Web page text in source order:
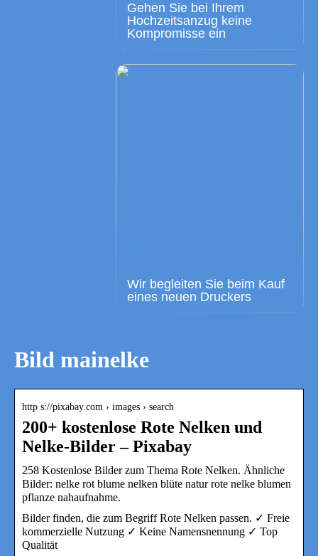
Gehen Sie bei Ihrem
Hochzeitsanzug keine
Kompromisse ein
Wir begleiten Sie beim Kauf
eines neuen Druckers
Bild mainelke
http s://pixabay.com › images › search
200+ kostenlose Rote Nelken und
Nelke-Bilder – Pixabay
258 Kostenlose Bilder zum Thema Rote Nelken. Ähnliche
Bilder: nelke rot blume nelken blüte natur rote nelke blumen
pflanze nahaufnahme.
Bilder finden, die zum Begriff Rote Nelken passen. ✓ Freie
kommerzielle Nutzung ✓ Keine Namensnennung ✓ Top
Qualität